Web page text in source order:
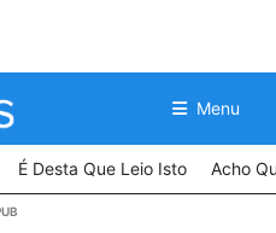
Menu
É Desta Que Leio Isto Acho